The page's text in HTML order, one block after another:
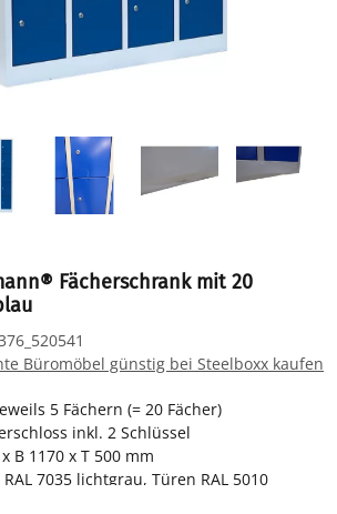
Fächerschrank mit 20
Büromöbel günstig bei Steelboxx kaufen
5 Fächern (= 20 Fächer)
inkl. 2 Schlüssel
B 1170 x T 500 mm
7035 lichtgrau, Türen RAL 5010